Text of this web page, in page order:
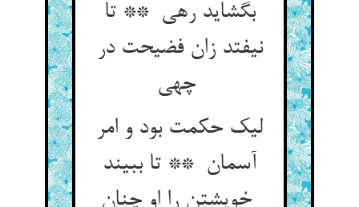
بگشاید رهی ** تا
نیفتد زان فضیحت در
لیک حکمت بود و امر
آسمان ** تا ببیند